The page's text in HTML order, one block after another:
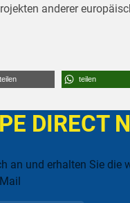
anderer
teilen teilen
DIRECT
an und erhalten Sie